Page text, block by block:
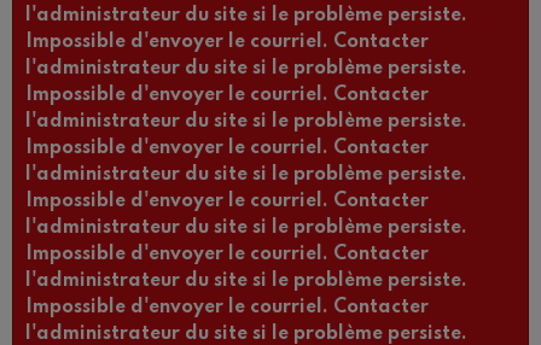
l'administrateur du site si le problème persiste.
Impossible d'envoyer le courriel. Contacter
l'administrateur du site si le problème persiste.
Impossible d'envoyer le courriel. Contacter
l'administrateur du site si le problème persiste.
Impossible d'envoyer le courriel. Contacter
l'administrateur du site si le problème persiste.
Impossible d'envoyer le courriel. Contacter
l'administrateur du site si le problème persiste.
Impossible d'envoyer le courriel. Contacter
l'administrateur du site si le problème persiste.
Impossible d'envoyer le courriel. Contacter
l'administrateur du site si le problème persiste.